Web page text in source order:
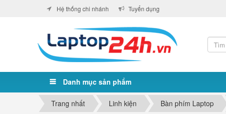
Danh mục sản phẩm
Hệ thống chi nhánh Tuyển dụng
Trang nhất Linh kiện Bàn phím Laptop